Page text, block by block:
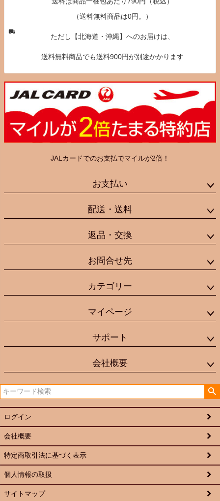
（送料無料商品は0円。）
ただし【北海道・沖縄】へのお届けは、
送料無料商品でも送料900円が別途かかります
JALカードでのお支払でマイルが2倍！
お支払い
配送・送料
返品・交換
お問合せ先
カテゴリー
マイページ
サポート
会社概要
ログイン
会社概要
特定商取引法に基づく表示
個人情報の取扱
サイトマップ